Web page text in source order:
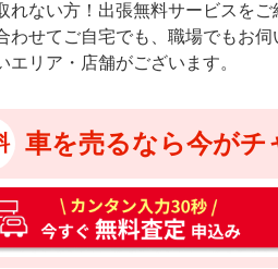
れない方！出張無料サービスをご
わせてご自宅でも、職場でもお伺
リア・店舗がございます。
車を売るなら今がチ